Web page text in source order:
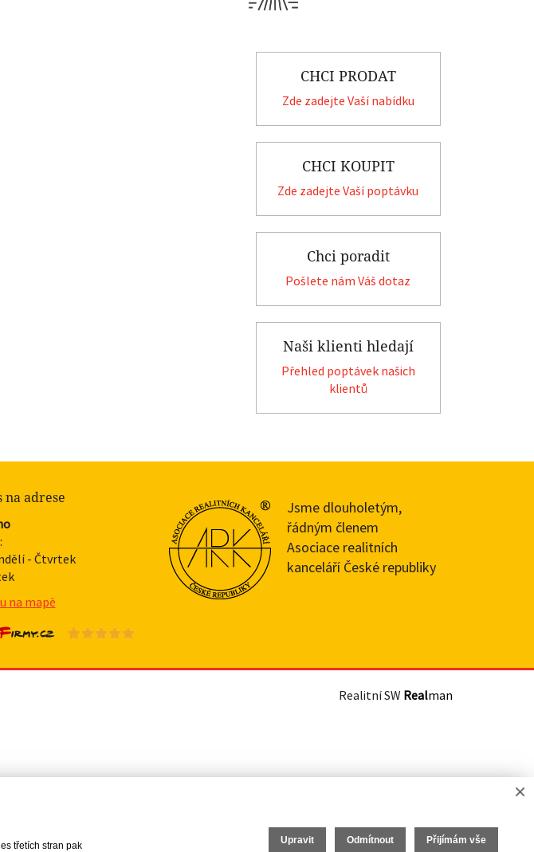
CHCI PRODAT
Zde zadejte Vaší nabídku
CHCI KOUPIT
Zde zadejte Vaší poptávku
Chci poradit
Pošlete nám Váš dotaz
Naši klienti hledají
Přehled poptávek našich
klientů
na adrese
- Čtvrtek
na mapě
Jsme dlouholetým,
řádným členem
Asociace realitních
kanceláří České republiky
Realitní SW Realman
×
třetích stran pak Upravit Odmítnout Přijímám vše